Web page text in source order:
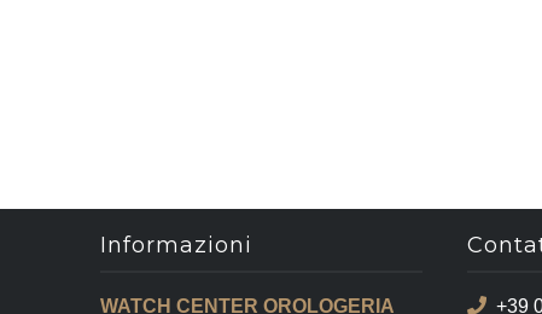
Informazioni
WATCH CENTER OROLOGERIA
+39